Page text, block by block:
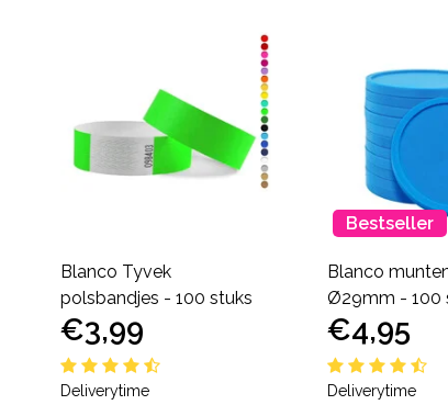
Blanco Tyvek
polsbandjes - 100 stuks
€3,99
Deliverytime
Bestseller
Blanco
Ø29mm - 100
€4,95
Deliverytime